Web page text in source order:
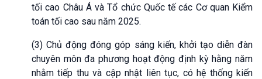
tối cao Châu Á và Tổ chức Quốc tế các Cơ quan Kiểm
toán tối cao sau năm 2025.
(3) Chủ động đóng góp sáng kiến, khởi tạo diễn đàn
chuyên môn đa phương hoạt động định kỳ hằng năm
nhằm tiếp thu và cập nhật liên tục, có hệ thống kiến